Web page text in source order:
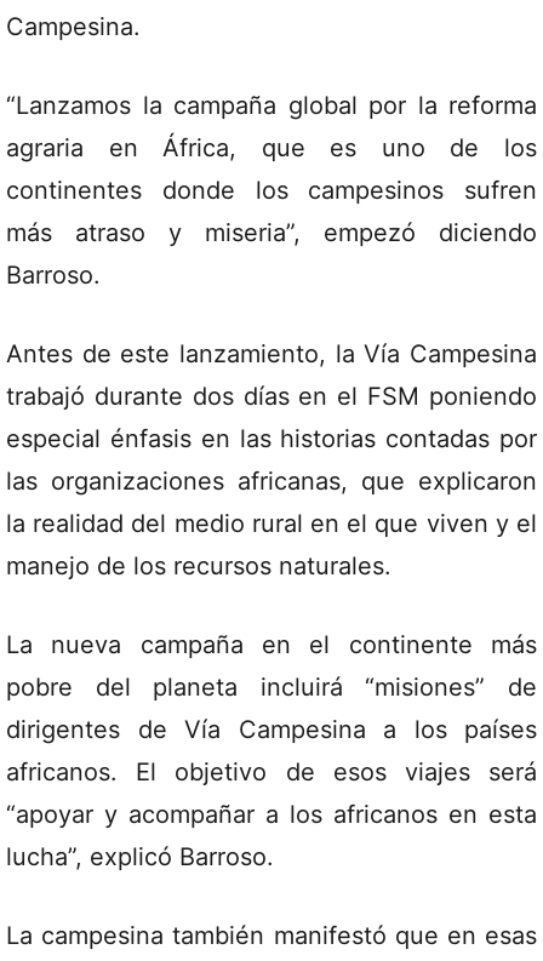
Campesina.
“Lanzamos la campaña global por la reforma
agraria en África, que es uno de los
continentes donde los campesinos sufren
más atraso y miseria”, empezó diciendo
Barroso.
Antes de este lanzamiento, la Vía Campesina
trabajó durante dos días en el FSM poniendo
especial énfasis en las historias contadas por
las organizaciones africanas, que explicaron
la realidad del medio rural en el que viven y el
manejo de los recursos naturales.
La nueva campaña en el continente más
pobre del planeta incluirá “misiones” de
dirigentes de Vía Campesina a los países
africanos. El objetivo de esos viajes será
“apoyar y acompañar a los africanos en esta
lucha”, explicó Barroso.
La campesina también manifestó que en esas